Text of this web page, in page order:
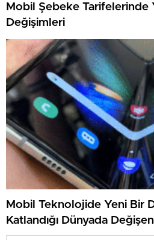
Mobil Şebeke Tarifelerinde
Değişimleri
Mobil Teknolojide Yeni Bir
Katlandığı Dünyada